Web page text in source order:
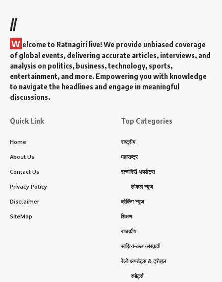
//
W elcome to Ratnagiri live! We provide unbiased coverage
of global events, delivering accurate articles, interviews, and
analysis on politics, business, technology, sports,
entertainment, and more. Empowering you with knowledge
to navigate the headlines and engage in meaningful
discussions.
Quick Link
Home
About Us
Contact Us
Privacy Policy
Disclaimer
SiteMap
Top Categories
राष्ट्रीय
महाराष्ट्र
रत्नागिरी अपडेट्स
लोकल न्यूज
ब्रेकिंग न्यूज
शिक्षण
राजकीय
साहित्य-कला-संस्कृती
रेल्वे अपडेट्स & ट्रॅव्हल
स्पोर्ट्स